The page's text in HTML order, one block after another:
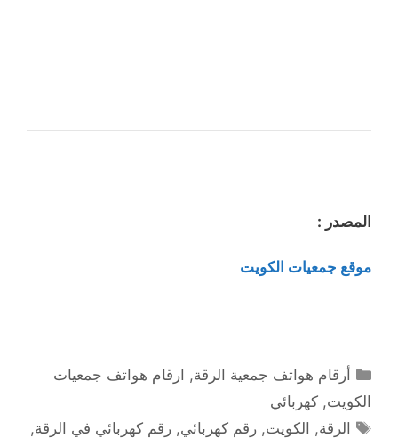
المصدر :
موقع جمعيات الكويت
التصنيفات
أرقام هواتف جمعية الرقة, ارقام هواتف جمعيات
الكويت, كهربائي
الوسوم
الرقة, الكويت,رقم كهربائي,رقم كهربائي في الرقة,